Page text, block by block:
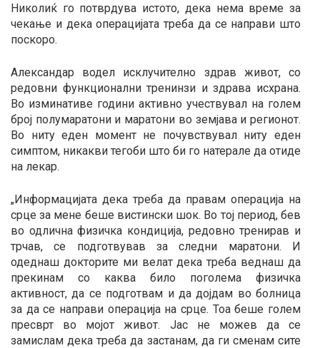
Николиќ го потврдува истото, дека нема време за
чекање и дека операцијата треба да се направи што
поскоро.
Александар водел исклучително здрав живот, со
редовни функционални тренинзи и здрава исхрана.
Во изминативе години активно учествувал на голем
број полумаратони и маратони во земјава и регионот.
Во ниту еден момент не почувствувал ниту еден
симптом, никакви тегоби што би го натерале да отиде
на лекар.
„Информацијата дека треба да правам операција на
срце за мене беше вистински шок. Во тој период, бев
во одлична физичка кондиција, редовно тренирав и
трчав, се подготвував за следни маратони. И
одеднаш докторите ми велат дека треба веднаш да
прекинам со каква било поголема физичка
активност, да се подготвам и да дојдам во болница
за да се направи операција на срце. Тоа беше голем
пресврт во мојот живот. Јас не можев да се
замислам дека треба да застанам, да ги сменам сите